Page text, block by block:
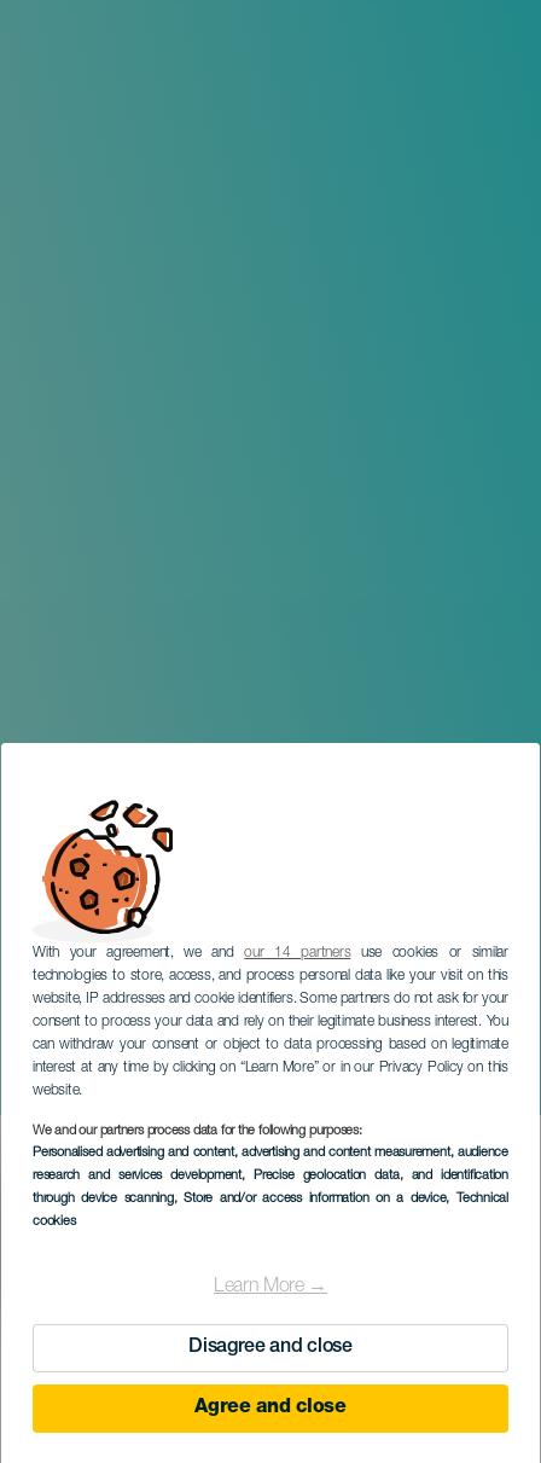
With your agreement, we andour 14 partnersuse cookies or similar
technologies to store, access, and process personal data like your visit on this
website, IP addresses and cookie identifiers. Some partners do not ask for your
consent to process your data and rely on their legitimate business interest. You
can withdraw your consent or object to data processing based on legitimate
interest at any time by clicking on “Learn More” or in our Privacy Policy on this
website.
We and our partners process data for the following purposes:
Personalised advertising and content, advertising and content measurement, audience
research and services development, Precise geolocation data, and identification
through device scanning, Store and/or access information on a device, Technical
cookies
Learn More →
Disagree and close
Agree and close
Festival folcloristico El
Lebrillo
GRAN CANARIA
Imagen
Listado
EVENTO PASSATO